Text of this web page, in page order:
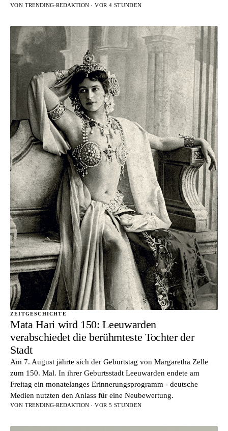
VON TRENDING-REDAKTION· VOR 4 STUNDEN
ZEITGESCHICHTE
Mata Hari wird 150: Leeuwarden
verabschiedet die berühmteste Tochter der
Stadt
Am 7. August jährte sich der Geburtstag von Margaretha Zelle
zum 150. Mal. In ihrer Geburtsstadt Leeuwarden endete am
Freitag ein monatelanges Erinnerungsprogramm - deutsche
Medien nutzten den Anlass für eine Neubewertung.
VON TRENDING-REDAKTION· VOR 5 STUNDEN